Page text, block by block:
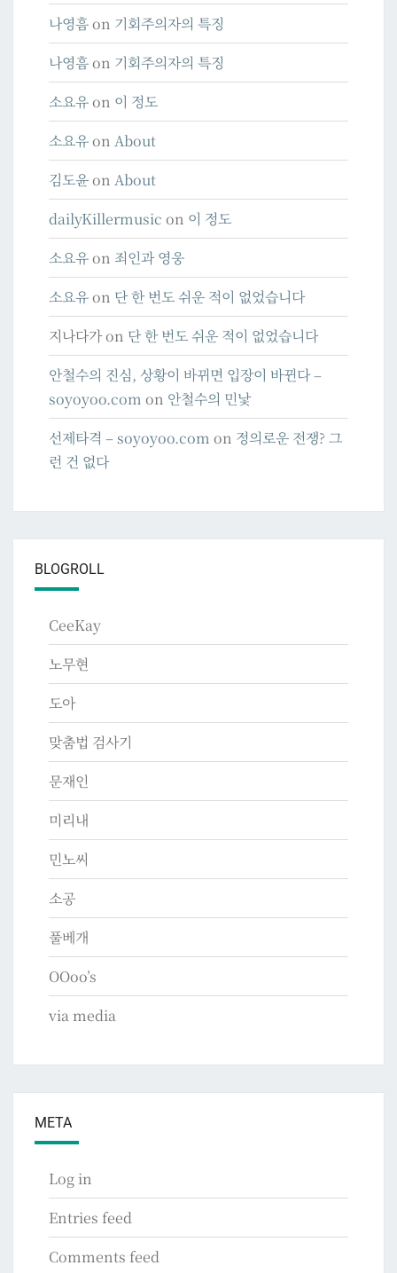
나영흠on 기회주의자의 특징
나영흠on 기회주의자의 특징
소요유on 이 정도
소요유on About
김도윤on About
dailyKillermusic on 이 정도
소요유on 죄인과 영웅
소요유on 단 한 번도 쉬운 적이 없었습니다
지나다가on 단 한 번도 쉬운 적이 없었습니다
안철수의 진심, 상황이 바뀌면 입장이 바뀐다 –
soyoyoo.com on 안철수의 민낯
선제타격 – soyoyoo.com on 정의로운 전쟁? 그
런 건 없다
BLOGROLL
CeeKay
노무현
도아
맞춤법 검사기
문재인
미리내
민노씨
소공
풀베개
OOoo’s
via media
META
Log in
Entries feed
Comments feed